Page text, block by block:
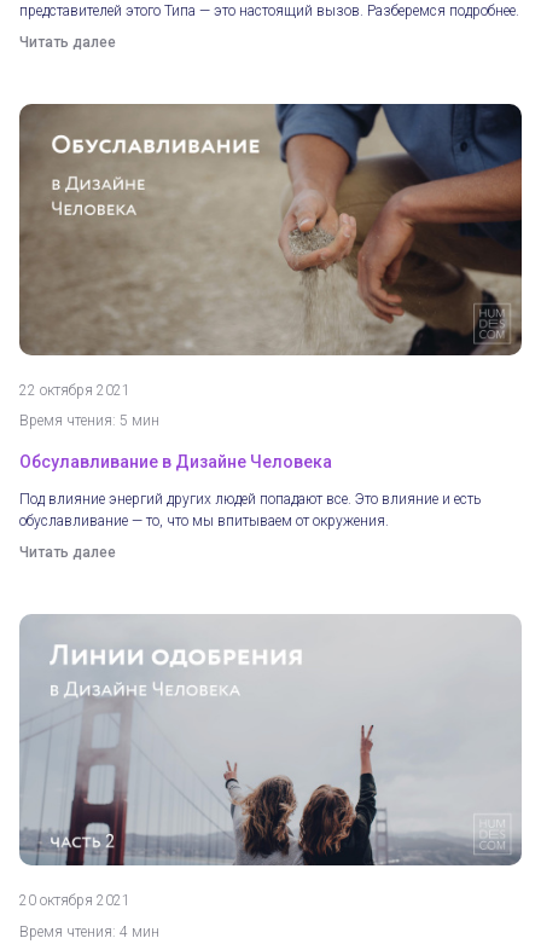
представителей этого Типа — это настоящий вызов. Разберемся подробнее.
Читать далее
22 октября 2021
Время чтения: 5 мин
Обсулавливание в Дизайне Человека
Под влияние энергий других людей попадают все. Это влияние и есть
обуславливание — то, что мы впитываем от окружения.
Читать далее
20 октября 2021
Время чтения: 4 мин